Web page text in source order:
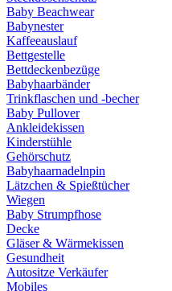
Baby Beachwear
Babynester
Kaffeeauslauf
Bettgestelle
Bettdeckenbezüge
Babyhaarbänder
Trinkflaschen und -becher
Baby Pullover
Ankleidekissen
Kinderstühle
Gehörschutz
Babyhaarnadelnpin
Lätzchen & Spießtücher
Wiegen
Baby Strumpfhose
Decke
Gläser & Wärmekissen
Gesundheit
Autositze Verkäufer
Mobiles